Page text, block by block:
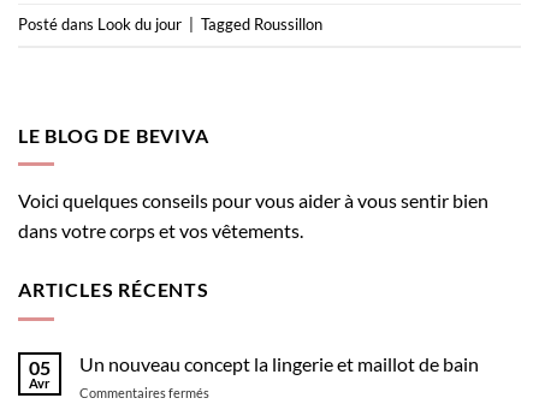
Posté dans Look du jour Tagged Roussillon
LE BLOG DE BEVIVA
Voici quelques conseils pour vous aider à vous sentir bien
dans votre corps et vos vêtements.
ARTICLES RÉCENTS
05
Avr
Un nouveau concept la lingerie et maillot de bain
Commentaires ferméssur